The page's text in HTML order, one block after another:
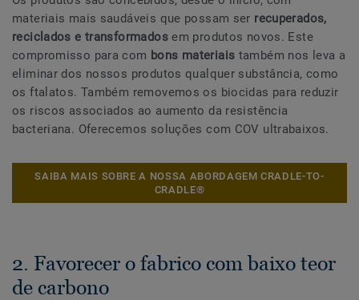
materiais mais saudáveis que possam ser recuperados,
reciclados e transformadosem produtos novos. Este
compromisso para com bons materiais também nos leva a
eliminar dos nossos produtos qualquer substância, como
os ftalatos. Também removemos os biocidas para reduzir
os riscos associados ao aumento da resistência
bacteriana. Oferecemos soluções com COV ultrabaixos.
SAIBA MAIS SOBRE A NOSSA ABORDAGEM CRADLE-TO-
CRADLE®
2. Favorecer o fabrico com baixo teor
de carbono